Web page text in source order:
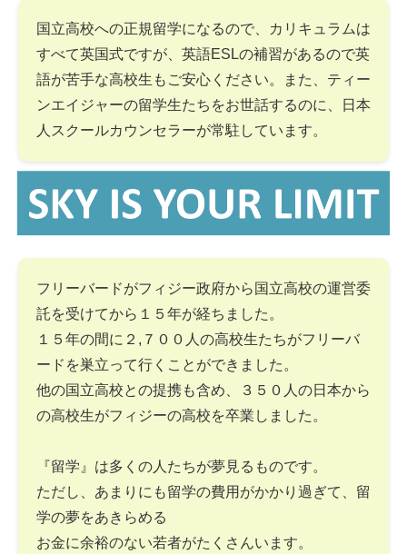
国立高校への正規留学になるので、カリキュラムは
すべて英国式ですが、英語ESLの補習があるので英
語が苦手な高校生もご安心ください。また、ティー
ンエイジャーの留学生たちをお世話するのに、日本
人スクールカウンセラーが常駐しています。
フリーバードがフィジー政府から国立高校の運営委
託を受けてから１５年が経ちました。
１５年の間に２,７００人の高校生たちがフリーバ
ードを巣立って行くことができました。
他の国立高校との提携も含め、３５０人の日本から
の高校生がフィジーの高校を卒業しました。
『留学』は多くの人たちが夢見るものです。
ただし、あまりにも留学の費用がかかり過ぎて、留
学の夢をあきらめる
お金に余裕のない若者がたくさんいます。